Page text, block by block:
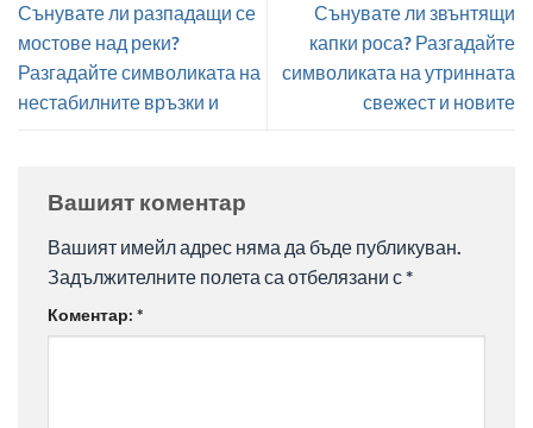
Сънувате ли разпадащи се
мостове над реки?
Разгадайте символиката на
нестабилните връзки и
Сънувате ли звънтящи
капки роса? Разгадайте
символиката на утринната
свежест и новите
Вашият коментар
Вашият имейл адрес няма да бъде публикуван.
Задължителните полета са отбелязани с*
Коментар: *